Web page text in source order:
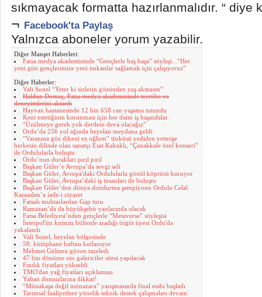
sıkmayacak formatta hazırlanmalıdır. “ diye
¬ Facebook'ta Paylaş
Yalnızca aboneler yorum yazabilir.
Diğer Manşet Haberleri:
Fatsa medya akademisinde “Gençlerle baş başa” söyleşi...“Her
yeni gün gençlerimize yeni imkanlar sağlamak için çalışıyoruz”
Diğer Haberler:
Vali Sonel “Yeter ki sizlerin gözünden yaş akmasın”
Haldun Domaç, Fatsa medya akademisinde tecrübe ve
deneyimlerini aktardı
Hayvan hastanesinde 12 bin 658 can yaşama tutundu
Kent estetiğinin korunması için her daim iş başındalar
“Üzülmeye gerek yok dertlere deva olacağız”
Ordu’da 256 yol ağında heyelan meydana geldi
“Vatanına göz dikeni ez oğlum” türküsü yediden yetmişe
herkesin dilinde olan sanatçı Esat Kabaklı, “Çanakkale özel konseri”
ile Ordulularla buluştu
Ordu’nun durakları pırıl pırıl
Başkan Güler’e Avrupa’da sevgi seli
Başkan Güler, Avrupa'daki Ordulularla gönül köprüsü kuruyor
Başkan Güler, Avrupa’daki iş insanları ile buluştu
Başkan Güler’den dünya dondurma şampiyonu Ordulu Celal
Karaaslan’a iade-i ziyaret
Fatsalı muhtarlardan Gap turu
Ramazan’da da büyükşehir yanlarında olacak
Fatsa Belediyesi’nden gençlerle “Metaverse” söyleşisi
İnterpol'ün kırmızı bültenle aradığı örgüt üyesi Ordu'da
yakalandı
Vali Sonel, heyelan bölgesinde
58. kütüphane haftası kutlanıyor
Mehmet Gülmez güven tazeledi
47 bin dönüme oto galericiler sitesi yapılacak
Fındık fiyatları yükseldi
TMO'dan yağ fiyatları açıklaması
Yaban domuzlarına dikkat!
“Münakaşa değil münazara” yarışmasında final etabı başladı
Tarımsal faaliyetlere yönelik teknik destek çalışmaları devam